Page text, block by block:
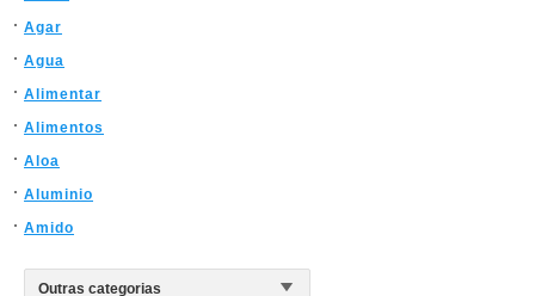
Agar
Agua
Alimentar
Alimentos
Aloa
Aluminio
Amido